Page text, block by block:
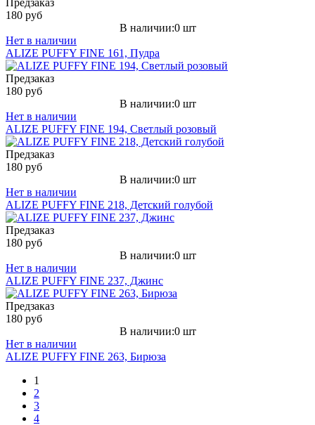
180 руб
В наличии:0 шт
Нет в наличии
ALIZE PUFFY FINE 161, Пудра
Предзаказ
180 руб
В наличии:0 шт
Нет в наличии
ALIZE PUFFY FINE 194, Светлый розовый
Предзаказ
180 руб
В наличии:0 шт
Нет в наличии
ALIZE PUFFY FINE 218, Детский голубой
Предзаказ
180 руб
В наличии:0 шт
Нет в наличии
ALIZE PUFFY FINE 237, Джинс
Предзаказ
180 руб
В наличии:0 шт
Нет в наличии
ALIZE PUFFY FINE 263, Бирюза
1
2
3
4